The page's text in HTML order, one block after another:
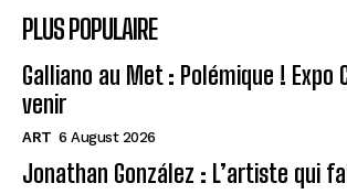
PLUS POPULAIRE
Galliano au Met : Polémique ! Expo
venir
ART 6 August 2026
Jonathan González : L’artiste qui